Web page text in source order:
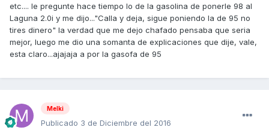
etc.... le pregunte hace tiempo lo de la gasolina de ponerle 98 al
Laguna 2.0i y me dijo..."Calla y deja, sigue poniendo la de 95 no
tires dinero" la verdad que me dejo chafado pensaba que seria
mejor, luego me dio una somanta de explicaciones que dije, vale,
esta claro...ajajaja a por la gasofa de 95
Melki
Publicado 3 de Diciembre del 2016